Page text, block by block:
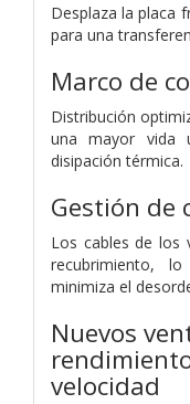
Desplaza la placa
para una
Marco de
Distribución
una mayor vida
disipación térmica.
Gestión de
Los cables de los
recubrimiento,
minimiza el
Nuevos
velocidad